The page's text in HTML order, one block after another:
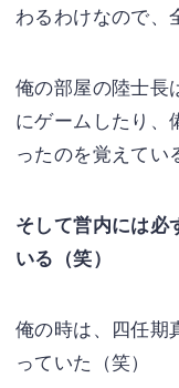
わるわけなので、
俺の部屋の陸士長
にゲームしたり、
ったのを覚えてい
そして営内には必
いる（笑）
俺の時は、四任期
っていた（笑）